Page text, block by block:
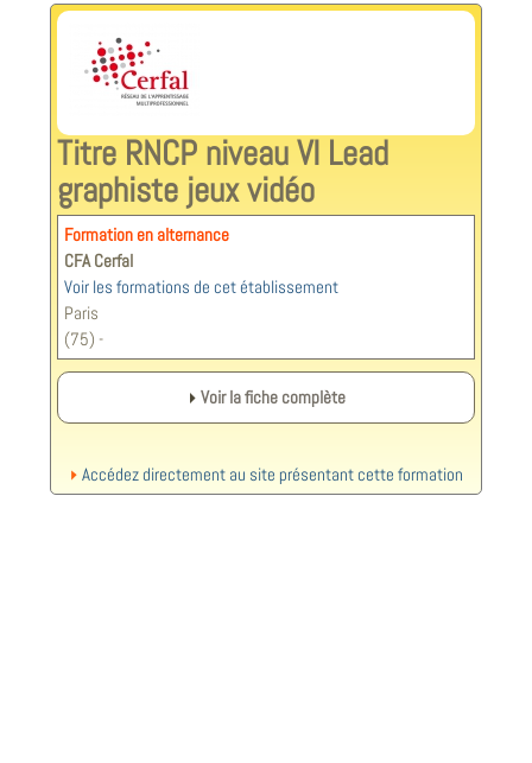
Titre RNCP niveau VI Lead
graphiste jeux vidéo
Formation en alternance
CFA Cerfal
Voir les formations de cet établissement
Paris
(75) -
Voir la fiche complète
Accédez directement au site présentant cette formation